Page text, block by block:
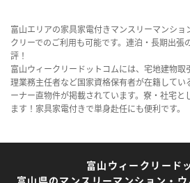
富山エリアの家具家電付きマンスリーマンシ
クリーでのご利用も可能です。連泊・長期出張
評！
富山ウィークリードットコムには、宅地建物
理業務主任者など国家資格保有者が在籍してい
ーナー直物件が掲載されています。寮・社宅と
ます！家具家電付きで単身赴任にも便利です。
富山ウィークリード
富山県のマンスリーマンション・